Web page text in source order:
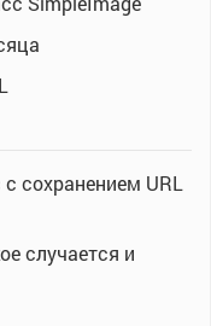
с сохранением URL
случается и